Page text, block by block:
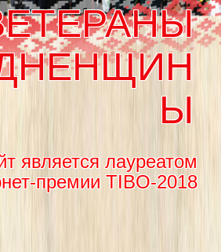
Ы
является лауреатом
премии TIBO-2018